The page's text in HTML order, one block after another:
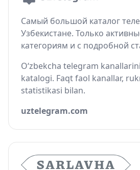
Самый большой каталог
Узбекистане. Только
категориям и с подробной
O‘zbekcha telegram
katalogi. Faqt faol kanallar,
statistikasi bilan.
uztelegram.com